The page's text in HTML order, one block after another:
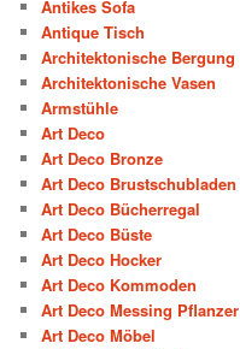
Antikes Sofa
Antique Tisch
Architektonische Bergung
Architektonische Vasen
Armstühle
Art Deco
Art Deco Bronze
Art Deco Brustschubladen
Art Deco Bücherregal
Art Deco Büste
Art Deco Hocker
Art Deco Kommoden
Art Deco Messing Pflanzer
Art Deco Möbel